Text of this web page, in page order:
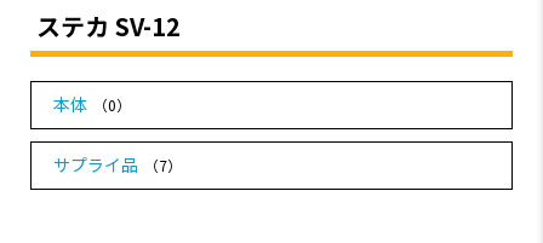
ステカ SV-12
本体 （0）
サプライ品 （7）